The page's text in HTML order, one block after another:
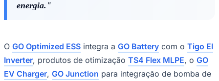
energia."
O GO Optimized ESS integra a GO Battery com o Tigo EI
Inverter, produtos de otimização TS4 Flex MLPE, o GO
EV Charger, GO Junction para integração de bomba de